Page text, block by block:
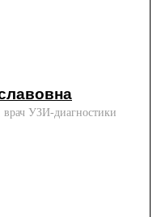
врач УЗИ-диагностики